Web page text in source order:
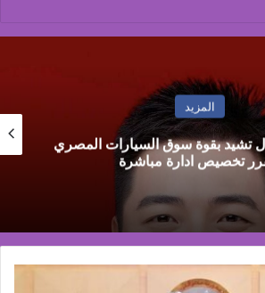
المزيد
تطوير التدريب الجمركي ركيزة
ودعم تنافسية الصادرات